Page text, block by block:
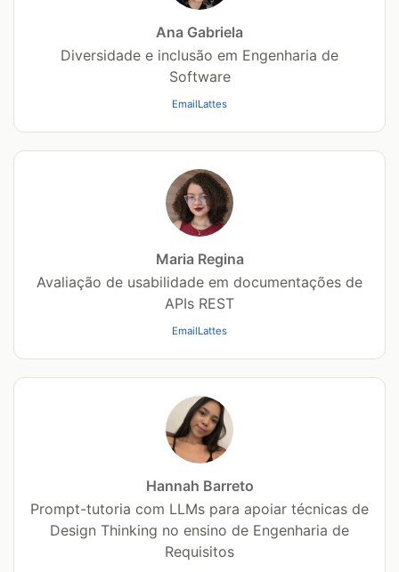
Ana Gabriela
Diversidade e inclusão em Engenharia de
Software
EmailLattes
Maria Regina
Avaliação de usabilidade em documentações de
APIs REST
EmailLattes
Hannah Barreto
Prompt-tutoria com LLMs para apoiar técnicas de
Design Thinking no ensino de Engenharia de
Requisitos